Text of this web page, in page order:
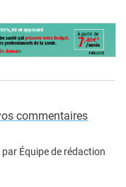
commentaires
par Équipe de rédaction